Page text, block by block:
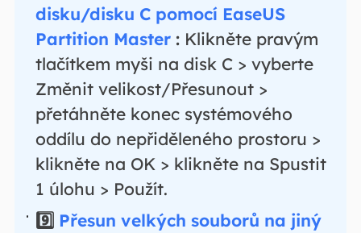
disku/disku C pomocí EaseUS
Partition Master : Klikněte pravým
tlačítkem myši na disk C > vyberte
Změnit velikost/Přesunout >
přetáhněte konec systémového
oddílu do nepřiděleného prostoru >
klikněte na OK > klikněte na Spustit
1 úlohu > Použít.
9️⃣ Přesun velkých souborů na jiný